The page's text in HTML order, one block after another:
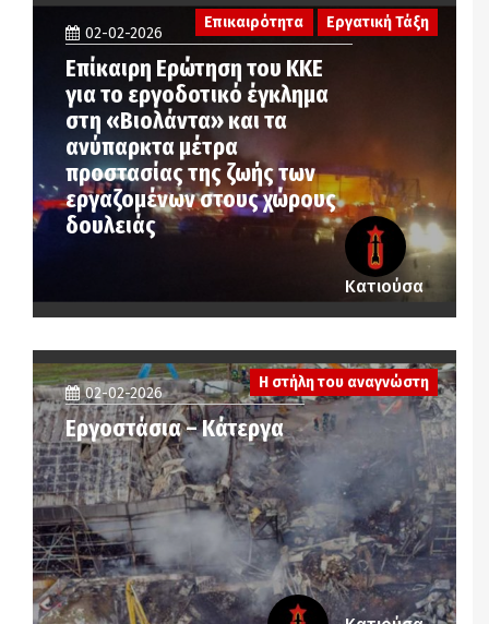
Επικαιρότητα Εργατική Τάξη
02-02-2026
Επίκαιρη Ερώτηση του ΚΚΕ
για το εργοδοτικό έγκλημα
στη «Βιολάντα» και τα
ανύπαρκτα μέτρα
προστασίας της ζωής των
εργαζομένων στους χώρους
δουλειάς
Κατιούσα
02-02-2026
Εργοστάσια – Κάτεργα
Η στήλη του αναγνώστη